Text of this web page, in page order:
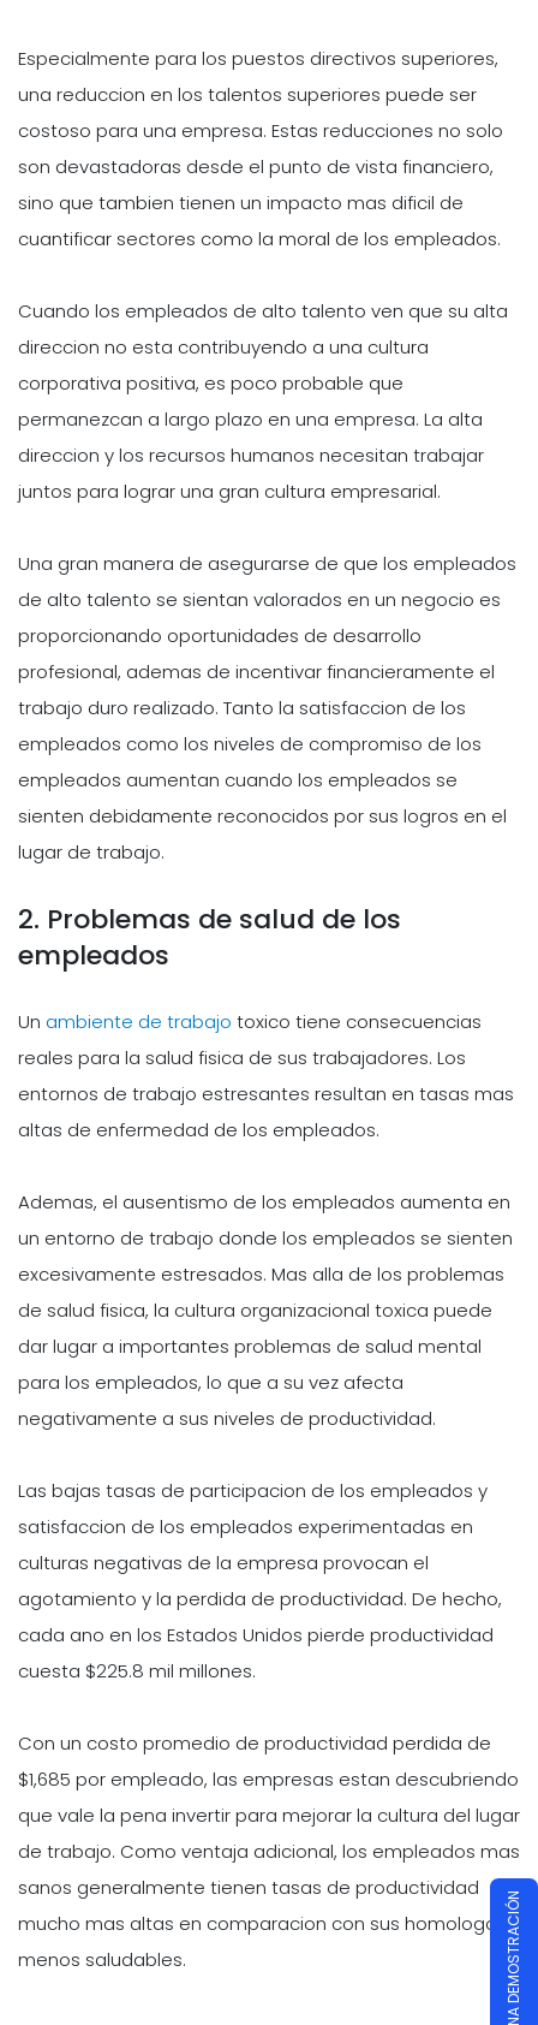
Especialmente para los puestos directivos superiores,
una reduccion en los talentos superiores puede ser
costoso para una empresa. Estas reducciones no solo
son devastadoras desde el punto de vista financiero,
sino que tambien tienen un impacto mas dificil de
cuantificar sectores como la moral de los empleados.
Cuando los empleados de alto talento ven que su alta
direccion no esta contribuyendo a una cultura
corporativa positiva, es poco probable que
permanezcan a largo plazo en una empresa. La alta
direccion y los recursos humanos necesitan trabajar
juntos para lograr una gran cultura empresarial.
Una gran manera de asegurarse de que los empleados
de alto talento se sientan valorados en un negocio es
proporcionando oportunidades de desarrollo
profesional, ademas de incentivar financieramente el
trabajo duro realizado. Tanto la satisfaccion de los
empleados como los niveles de compromiso de los
empleados aumentan cuando los empleados se
sienten debidamente reconocidos por sus logros en el
lugar de trabajo.
2. Problemas de salud de los
empleados
Un ambiente de trabajo toxico tiene consecuencias
reales para la salud fisica de sus trabajadores. Los
entornos de trabajo estresantes resultan en tasas mas
altas de enfermedad de los empleados.
Ademas, el ausentismo de los empleados aumenta en
un entorno de trabajo donde los empleados se sienten
excesivamente estresados. Mas alla de los problemas
de salud fisica, la cultura organizacional toxica puede
dar lugar a importantes problemas de salud mental
para los empleados, lo que a su vez afecta
negativamente a sus niveles de productividad.
Las bajas tasas de participacion de los empleados y
satisfaccion de los empleados experimentadas en
culturas negativas de la empresa provocan el
agotamiento y la perdida de productividad. De hecho,
cada ano en los Estados Unidos pierde productividad
cuesta $225.8 mil millones.
Con un costo promedio de productividad perdida de
$1,685 por empleado, las empresas estan descubriendo
que vale la pena invertir para mejorar la cultura del lugar
de trabajo. Como ventaja adicional, los empleados mas
sanos generalmente tienen tasas de productividad
mucho mas altas en comparacion con sus homologos
menos saludables.